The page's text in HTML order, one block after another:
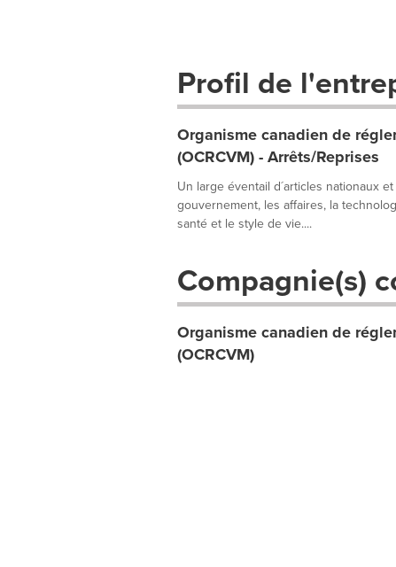
Profil de
Organisme canadien de
(OCRCVM) - Arrêts/Reprises
Un large éventail d´articles nationaux
gouvernement, les affaires, la
santé et le style de vie....
Compagnie(s)
Organisme canadien de
(OCRCVM)